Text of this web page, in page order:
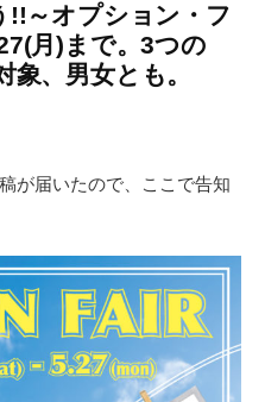
!!～オプション・フ
月)まで。3つの
象、男女とも。
が届いたので、ここで告知